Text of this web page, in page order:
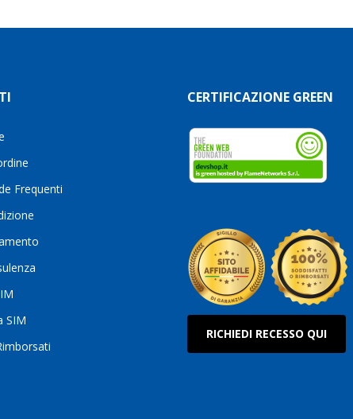
Frequenti
SIM
CERTIFICAZIONE GREEN
RICHIEDI RECESSO QUI